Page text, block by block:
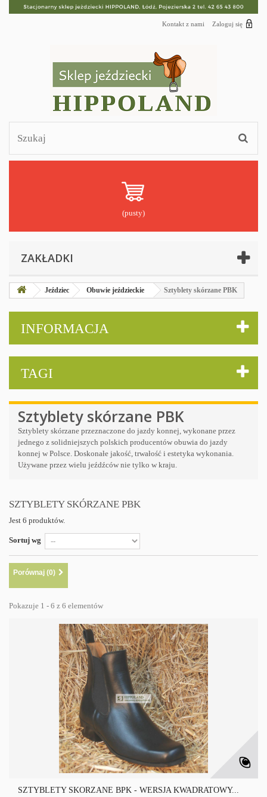
Zaloguj się
Kontakt z nami
(pusty)
ZAKŁADKI
Jeździec Obuwie jeździeckie Sztyblety skórzane PBK
INFORMACJA
TAGI
Sztyblety skórzane PBK
Sztyblety skórzane przeznaczone do jazdy konnej, wykonane przez
jednego z solidniejszych polskich producentów obuwia do jazdy
konnej w Polsce. Doskonałe jakość, trwałość i estetyka wykonania.
Używane przez wielu jeźdźców nie tylko w kraju.
SZTYBLETY SKÓRZANE PBK
Jest 6 produktów.
Sortuj wg
Porównaj (0)
Pokazuje 1 - 6 z 6 elementów
SZTYBLETY SKÓRZANE BPK - WERSJA KWADRATOWY...